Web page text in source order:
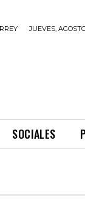
JUEVES,
SOCIALES